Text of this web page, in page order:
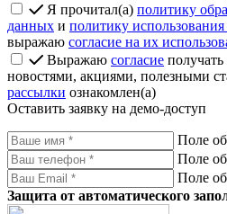
Я прочитал(а) политику
данных и политику
выражаю согласие на их
Выражаю согласие
новостями, акциями, полезными
рассылки ознакомлен(а)
Оставить заявку на демо-доступ
Поле
Поле
Поле
Защита от автоматического